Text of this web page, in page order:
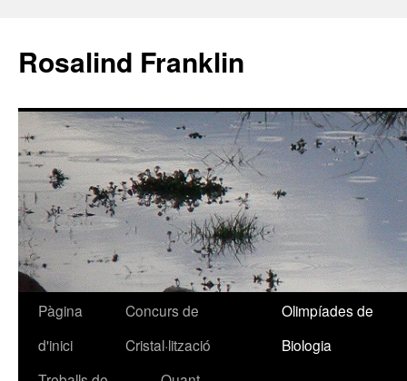
Rosalind Franklin
Vés
Pàgina
d'inici
Concurs de
Cristal·lització
Olimpíades de
Biologia